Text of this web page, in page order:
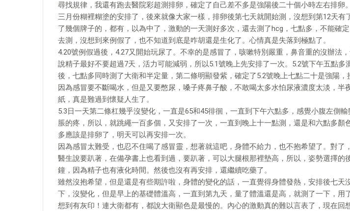
尋找規律，我還有跑去醫院彩超測排卵，確定了自己差不多是強陽後二十個小時左右排卵。
三月份糊裡糊塗的安排了，後來就像大家一樣，排卵後第七天就開始測，沒想到第12天有
了幾個牌子的，都有，以為中了，激動的一天測好多次，還去測了hcg，七點多，不能確
去測，沒想到來例假了，也不知道到底是咋胡還是生化了。心情真是失落到極點了。
4.20號例假過後，4.27又開始玩尿了。不幸的是感冒了，咳嗽特別嚴重，鼻音重的沒辦法
說精子最好不要超過7天，活力可能減弱，所以5.1號晚上先安排了一次。5.2號下午五點多
後，七點多同時測了大衛和半定量，第二條明顯發紫，確定了5.2號晚上七點二十是強陽，
因為感冒要不斷喝水，但是又要憋尿，嗓子疼鼻子酸，不敢喝太多水怕尿液濃度太淡，半
紙，真是難過到懷疑人生了。
5.3日一天第二條杠幾乎沒變化，一直是65和45徘徊，一直到下午六點多，感覺小腹左側
脹的疼，所以，就跳繩一百多個，又安排了一次，一直到晚上十一點測，還是和六點多顏
多應該是排卵了，明天可以再安排一次。
因為感冒太難受，也忍不住喝了感冒靈，想著就這吧，身體不給力，也不抱希望了。對了
醫生說要趴著，在備孕書上也看到過，要趴著，可以大腿根那裡墊高，所以，姿勢選擇的
鐘，因為精子也有液化時間。然後也沒有再安排，還繼續吃藥了。
雖然沒抱希望，但是還是有些期許啦，身體的變化的話，一直覺得身體發熱，安排後七天
下，沒變化，但是早上的基礎體溫高，一直到第九天，量了體溫還是高，就測了一下，用
想到有灰印！連大衛都有，都說大衛顯色是最慢的。內心的激動真的難以言表了，現在回